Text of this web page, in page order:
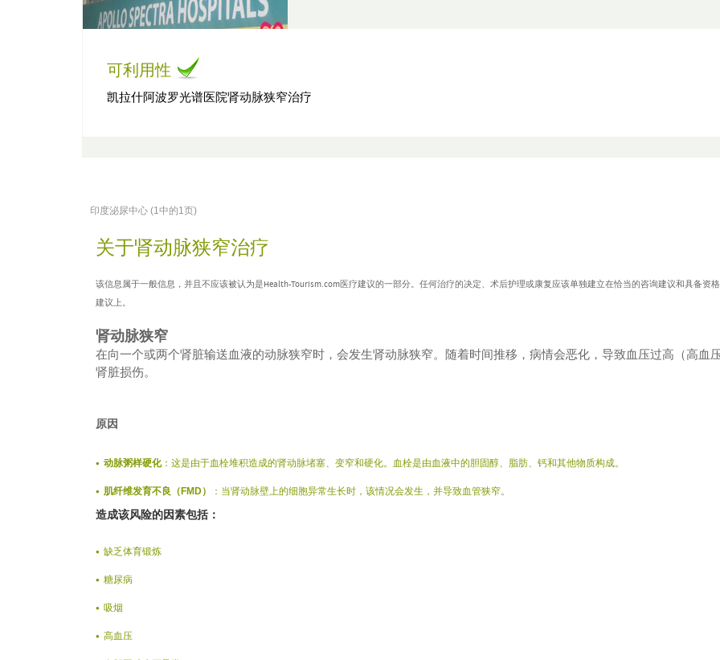
可利用性
凯拉什阿波罗光谱医院肾动脉狭窄治疗
印度泌尿中心 (1中的1页)
关于肾动脉狭窄治疗
该信息属于一般信息，并且不应该被认为是Health-Tourism.com医疗建议的一部分。任何治疗的决定、术后护理或康复应该单独建立在恰当的咨询建议和具备资
建议上。
肾动脉狭窄
在向一个或两个肾脏输送血液的动脉狭窄时，会发生肾动脉狭窄。随着时间推移，病情会恶化，导致血压过高（高血
肾脏损伤。
原因
动脉粥样硬化：这是由于血栓堆积造成的肾动脉堵塞、变窄和硬化。血栓是由血液中的胆固醇、脂肪、钙和其他物质构成。
肌纤维发育不良（FMD） ：当肾动脉壁上的细胞异常生长时，该情况会发生，并导致血管狭窄。
造成该风险的因素包括：
缺乏体育锻炼
糖尿病
吸烟
高血压